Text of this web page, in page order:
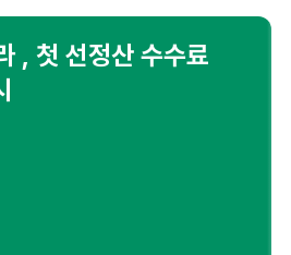
, 첫 선정산 수수료